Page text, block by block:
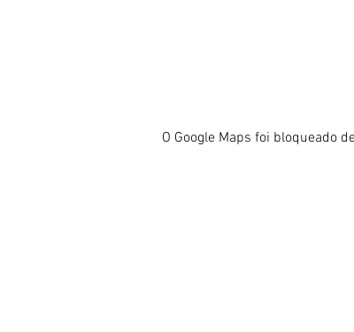
O Google Maps foi bloqueado